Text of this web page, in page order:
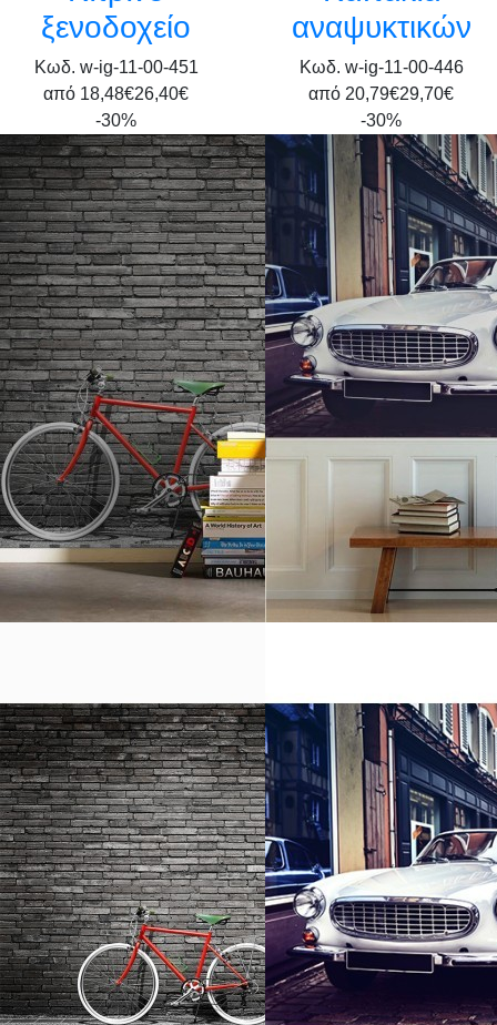
ξενοδοχείο
Κωδ. w-ig-11-00-451
από 18,48€26,40€
αναψυκτικών
Κωδ. w-ig-11-00-446
από 20,79€29,70€
-30%
-30%